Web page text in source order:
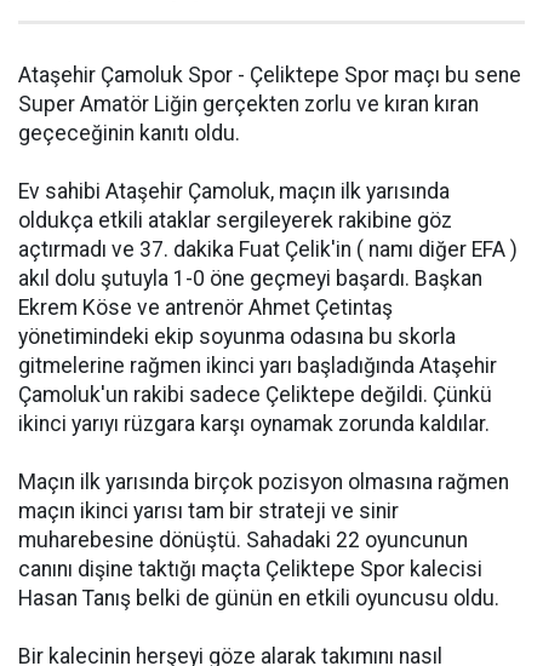
Ataşehir Çamoluk Spor - Çeliktepe Spor maçı bu sene
Super Amatör Liğin gerçekten zorlu ve kıran kıran
geçeceğinin kanıtı oldu.
Ev sahibi Ataşehir Çamoluk, maçın ilk yarısında
oldukça etkili ataklar sergileyerek rakibine göz
açtırmadı ve 37. dakika Fuat Çelik'in ( namı diğer EFA )
akıl dolu şutuyla 1-0 öne geçmeyi başardı. Başkan
Ekrem Köse ve antrenör Ahmet Çetintaş
yönetimindeki ekip soyunma odasına bu skorla
gitmelerine rağmen ikinci yarı başladığında Ataşehir
Çamoluk'un rakibi sadece Çeliktepe değildi. Çünkü
ikinci yarıyı rüzgara karşı oynamak zorunda kaldılar.
Maçın ilk yarısında birçok pozisyon olmasına rağmen
maçın ikinci yarısı tam bir strateji ve sinir
muharebesine dönüştü. Sahadaki 22 oyuncunun
canını dişine taktığı maçta Çeliktepe Spor kalecisi
Hasan Tanış belki de günün en etkili oyuncusu oldu.
Bir kalecinin herşeyi göze alarak takımını nasıl